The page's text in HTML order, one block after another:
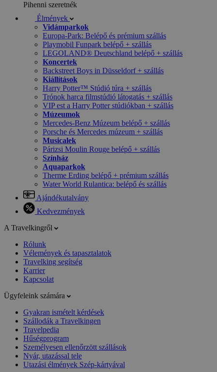
Pihenni szeretnék
Élmények
Vidámparkok
Europa-Park: Belépő és prémium szállás
Playmobil Funpark belépő + szállás
LEGOLAND® Deutschland belépő + szállás
Koncertek
Backstreet Boys in Düsseldorf + szállás
Kiállítások
Harry Potter™ Stúdió túra + szállás
Trónok harca filmstúdió látogatás + szállás
VIP est a Harry Potter stúdiókban + szállás
Múzeumok
Mercedes-Benz Múzeum belépő + szállás
Porsche és Mercedes múzeum + szállás
Musicalek
Párizsi Moulin Rouge belépő + szállás
Színház
Aquaparkok
Therme Erding belépő + prémium szállás
Water World Rulantica: belépő és szállás
Ajándékutalvány
Kedvezmények
A Travelkingről
Rólunk
Vélemények és tapasztalatok
Travelking segítség
Karrier
Kapcsolat
Ügyfeleink számára
Gyakran ismételt kérdések
Szállodák a Travelkingen
Travelpedia
Hűségprogram
Személyesen ellenőrzött szállások
Nyár, utazással tele
Utazási élmények Szép-kártyával